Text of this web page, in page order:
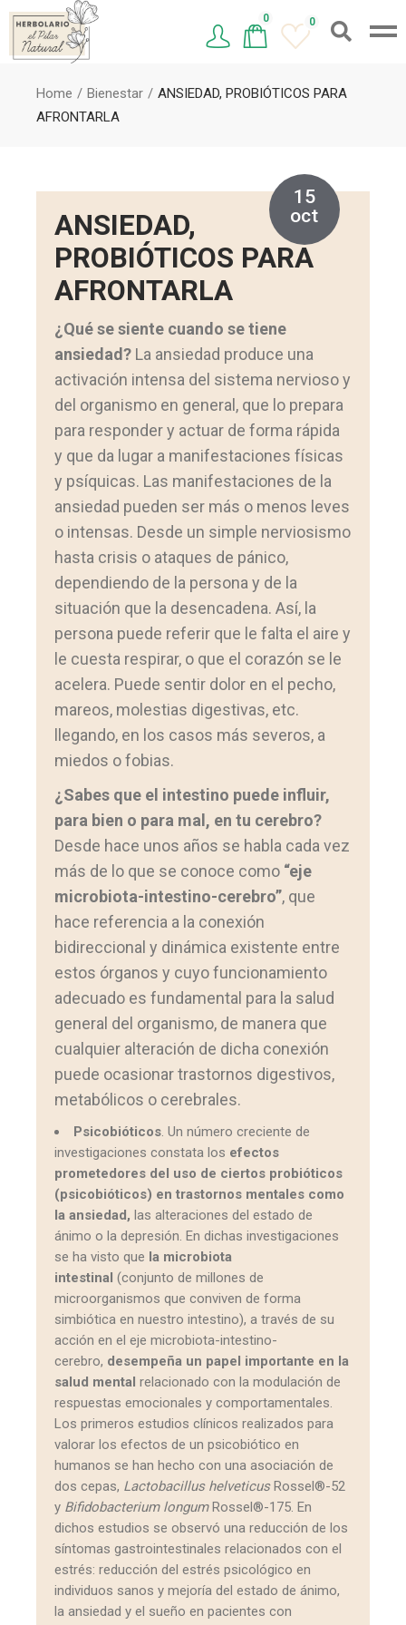
0 0
Home Bienestar
ANSIEDAD, PROBIÓTICOS PARA
AFRONTARLA
15
oct
ANSIEDAD,
PROBIÓTICOS PARA
AFRONTARLA
¿Qué se siente cuando se tiene
ansiedad? La ansiedad produce una
activación intensa del sistema nervioso y
del organismo en general, que lo prepara
para responder y actuar de forma rápida
y que da lugar a manifestaciones físicas
y psíquicas. Las manifestaciones de la
ansiedad pueden ser más o menos leves
o intensas. Desde un simple nerviosismo
hasta crisis o ataques de pánico,
dependiendo de la persona y de la
situación que la desencadena. Así, la
persona puede referir que le falta el aire y
le cuesta respirar, o que el corazón se le
acelera. Puede sentir dolor en el pecho,
mareos, molestias digestivas, etc.
llegando, en los casos más severos, a
miedos o fobias.
¿Sabes que el intestino puede influir,
para bien o para mal, en tu cerebro?
Desde hace unos años se habla cada vez
más de lo que se conoce como “eje
microbiota-intestino-cerebro”, que
hace referencia a la conexión
bidireccional y dinámica existente entre
estos órganos y cuyo funcionamiento
adecuado es fundamental para la salud
general del organismo, de manera que
cualquier alteración de dicha conexión
puede ocasionar trastornos digestivos,
metabólicos o cerebrales.
Psicobióticos. Un número creciente de
investigaciones constata los efectos
prometedores del uso de ciertos probióticos
(psicobióticos) en trastornos mentales como
la ansiedad, las alteraciones del estado de
ánimo o la depresión. En dichas investigaciones
se ha visto que la microbiota
intestinal(conjunto de millones de
microorganismos que conviven de forma
simbiótica en nuestro intestino), a través de su
acción en el eje microbiota-intestino-
cerebro, desempeña un papel importante en la
salud mentalrelacionado con la modulación de
respuestas emocionales y comportamentales.
Los primeros estudios clínicos realizados para
valorar los efectos de un psicobiótico en
humanos se han hecho con una asociación de
dos cepas, Lactobacillus helveticusRossel®-52
y Bifidobacterium longumRossel®-175. En
dichos estudios se observó una reducción de los
síntomas gastrointestinales relacionados con el
estrés: reducción del estrés psicológico en
individuos sanos y mejoría del estado de ánimo,
la ansiedad y el sueño en pacientes con